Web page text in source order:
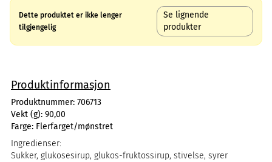
Dette produktet er ikke lenger
tilgjengelig
Se lignende
produkter
Produktinformasjon
Produktnummer: 706713
Vekt (g): 90,00
Farge: Flerfarget/mønstret
Ingredienser:
Sukker, glukosesirup, glukos-fruktossirup, stivelse, syrer